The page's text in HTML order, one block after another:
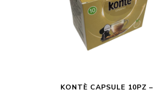
KONTÈ CAPSULE 10PZ –